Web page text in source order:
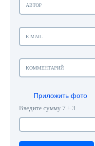
Приложить фото
Введите сумму 7 + 3